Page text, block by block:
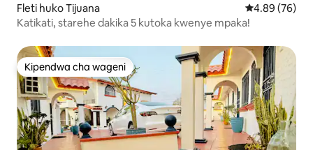
Fleti huko Tijuana Ukadiriaji wa
4.89 (76)
Katikati, starehe dakika 5 kutoka kwenye mpaka!
Kipendwa cha wageni
Kipendwa cha wageni